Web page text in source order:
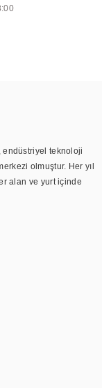
endüstriyel teknoloji
olmuştur. Her yıl
alan ve yurt içinde
Günümüzde
ekranı, araç içi
medikal ekran,
panel PC,
akıllı bina sistemleri
ayrıca standart